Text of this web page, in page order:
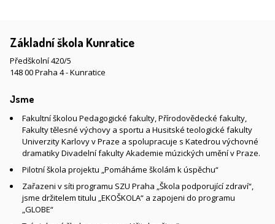
Základní škola Kunratice
Předškolní 420/5
148 00 Praha 4 - Kunratice
Jsme
Fakultní školou Pedagogické fakulty, Přírodovědecké fakulty,
Fakulty tělesné výchovy a sportu a Husitské teologické fakulty
Univerzity Karlovy v Praze a spolupracuje s Katedrou výchovné
dramatiky Divadelní fakulty Akademie múzických umění v Praze.
Pilotní škola projektu „Pomáháme školám k úspěchu“
Zařazeni v síti programu SZU Praha „Škola podporující zdraví“,
jsme držitelem titulu „EKOŠKOLA“ a zapojeni do programu
„GLOBE“